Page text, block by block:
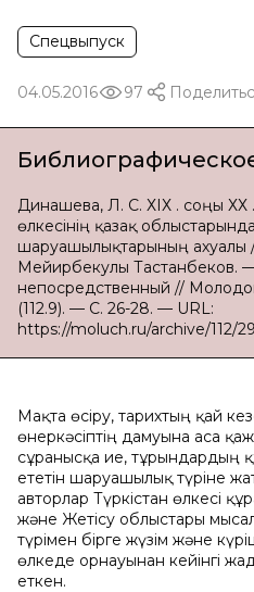
Спецвыпуск
04.05.2016 97
Динашева, Л. С. ХІХ ғ. соңы ХХ
өлкесінің қазақ
шаруашылықтарының
Мейирбекулы Тастанбеков.
непосредственный //
(112.9). — С. 26-28. — URL:
https://moluch.ru/archive/112/
Мақта өсіру, тарихтың қай
өнеркәсіптің дамуына аса
сұранысқа ие, тұрғындардың
ететін шаруашылық түріне
авторлар Түркістан өлкесі
және Жетісу облыстары
түрімен бірге жүзім және
өлкеде орнауынан кейінгі
еткен.